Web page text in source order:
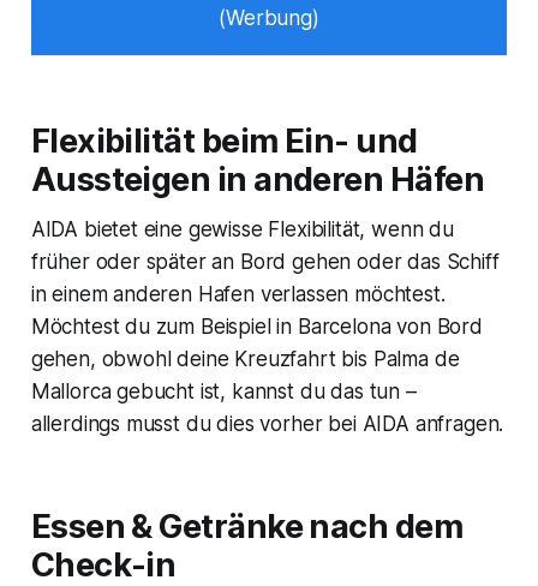
(Werbung)
Flexibilität beim Ein- und
Aussteigen in anderen Häfen
AIDA bietet eine gewisse Flexibilität, wenn du
früher oder später an Bord gehen oder das Schiff
in einem anderen Hafen verlassen möchtest.
Möchtest du zum Beispiel in Barcelona von Bord
gehen, obwohl deine Kreuzfahrt bis Palma de
Mallorca gebucht ist, kannst du das tun –
allerdings musst du dies vorher bei AIDA anfragen.
Essen & Getränke nach dem
Check-in